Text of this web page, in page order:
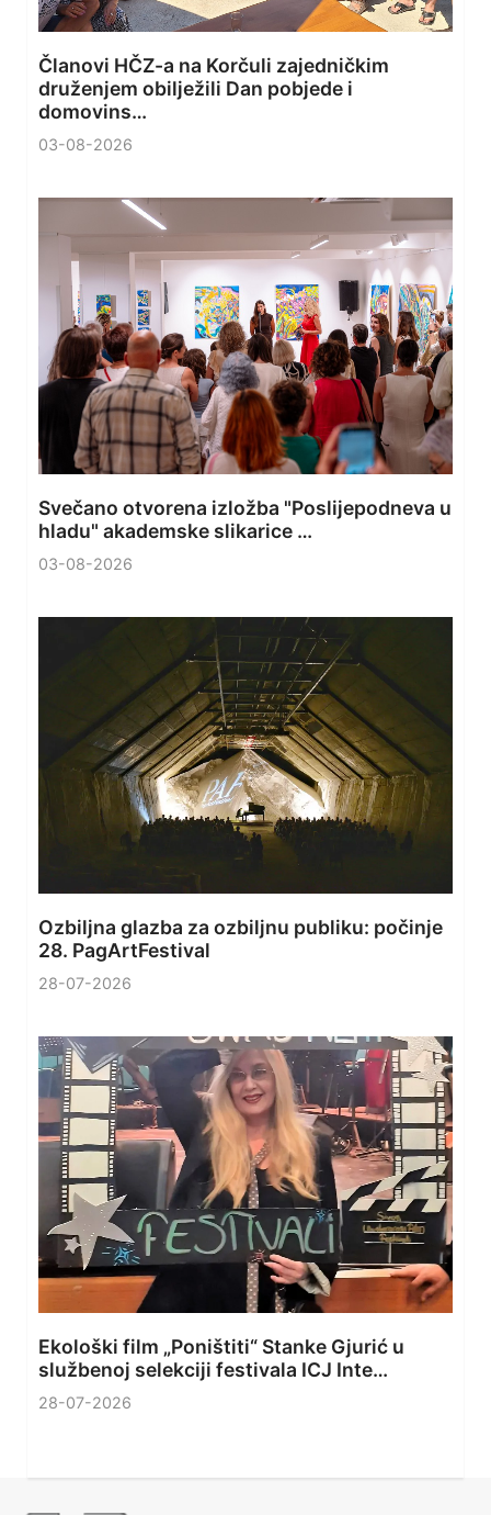
Članovi HČZ-a na Korčuli zajedničkim
druženjem obilježili Dan pobjede i
domovins…
03-08-2026
Svečano otvorena izložba "Poslijepodneva u
hladu" akademske slikarice …
03-08-2026
Ozbiljna glazba za ozbiljnu publiku: počinje
28. PagArtFestival
28-07-2026
Ekološki film „Poništiti“ Stanke Gjurić u
službenoj selekciji festivala ICJ Inte…
28-07-2026